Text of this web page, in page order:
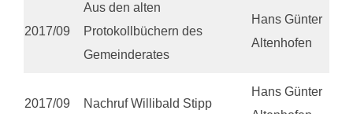
2017/09
Aus den alten
Protokollbüchern des
Gemeinderates
Hans Günter
Altenhofen
2017/09 Nachruf Willibald Stipp
Hans Günter